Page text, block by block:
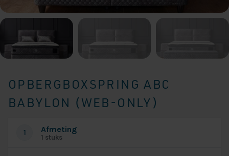
OPBERGBOXSPRING ABC
BABYLON (WEB-ONLY)
1 Afmeting
1 stuks